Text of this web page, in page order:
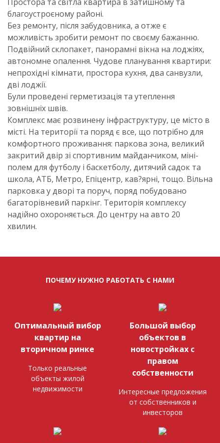
благоустроєному районі.
Без ремонту, після забудовника, а отже є
можливість зробити ремонт по своєму бажанню.
Подвійний склопакет, панорамні вікна на лоджіях,
автономне опалення. Чудове планування квартири:
непрохідні кімнати, простора кухня, два санвузли,
дві лоджії.
Були проведені герметизація та утеплення
зовнішніх швів.
Комплекс має розвинену інфраструктуру, це місто в
місті. На території та поряд є все, що потрібно для
комфортного проживання: паркова зона, великий
закритий двір зі спортивним майданчиком, міні-
полем для футболу і баскетболу, дитячий садок та
школа, АТБ, Метро, Епіцентр, кав?ярні, тощо. Вільна
парковка у дворі та поруч, поряд побудовано
багаторівневий паркінг. Територія комплексу
надійно охороняється. До центру на авто 20
хвилин.
ПОЧЕМУ НУЖНО РАБОТАТЬ С НАМИ
Оптимальный вибор
квартир на
вторичном ринке
Только реальные
объекты жилой
недвижимости
Большой выбор
объектов в
новостройках с
правом
собственности
Интересные предложения
от собственников и
инвесторов